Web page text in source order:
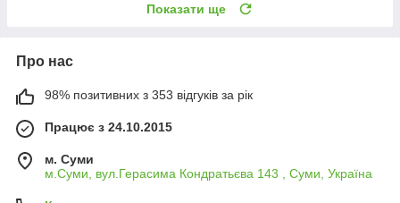
Показати ще
Про нас
98% позитивних з 353 відгуків за рік
Працює з 24.10.2015
м. Суми
м.Суми, вул.Герасима Кондратьєва 143 , Суми, Україна